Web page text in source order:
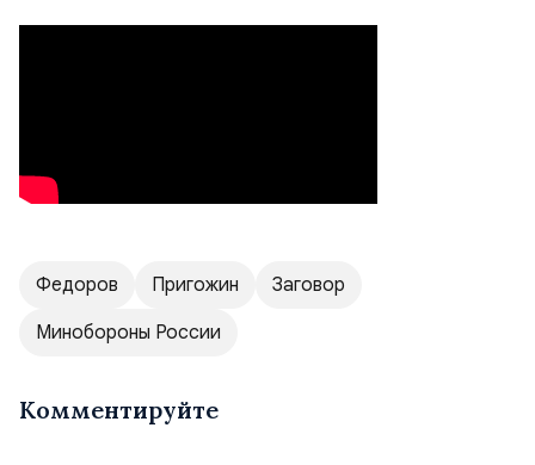
Федоров Пригожин
Заговор
Минобороны России
Комментируйте